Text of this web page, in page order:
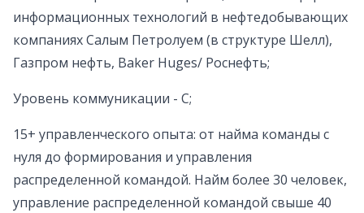
информационных технологий в нефтедобывающих
компаниях Салым Петролуем (в структуре Шелл),
Газпром нефть, Baker Huges/ Роснефть;
Уровень коммуникации - С;
15+ управленческого опыта: от найма команды с
нуля до формирования и управления
распределенной командой. Найм более 30 человек,
управление распределенной командой свыше 40